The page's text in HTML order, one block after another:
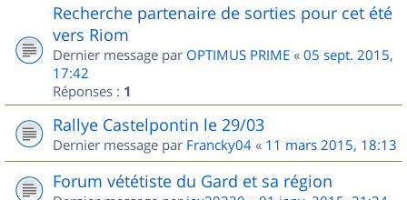
Recherche partenaire de sorties pour cet été
vers Riom
Dernier message par OPTIMUS PRIME « 05 sept. 2015,
17:42
Réponses : 1
Rallye Castelpontin le 29/03
Dernier message par Francky04 « 11 mars 2015, 18:13
Forum vététiste du Gard et sa région